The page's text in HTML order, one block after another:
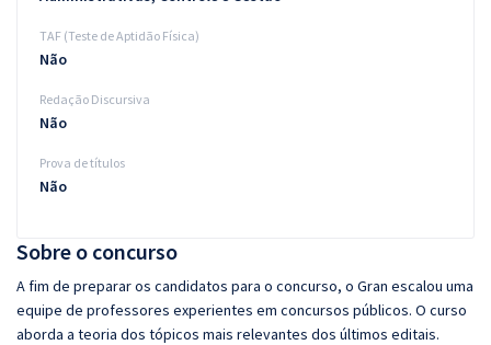
Sobre o concurso
A fim de preparar os candidatos para o concurso, o Gran escalou uma
equipe de professores experientes em concursos públicos. O curso
aborda a teoria dos tópicos mais relevantes dos últimos editais.
TAF (Teste de Aptidão Física)
Não
Redação Discursiva
Não
Prova de títulos
Não